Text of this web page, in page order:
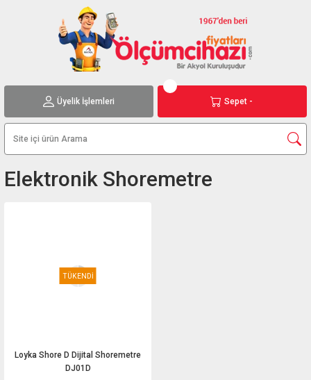
Üyelik İşlemleri Sepet -
Elektronik Shoremetre
TÜKENDİ
Loyka Shore D Dijital Shoremetre
DJ01D